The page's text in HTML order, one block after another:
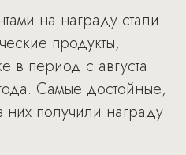
на награду стали
продукты,
в период с августа
Самые достойные,
получили награду